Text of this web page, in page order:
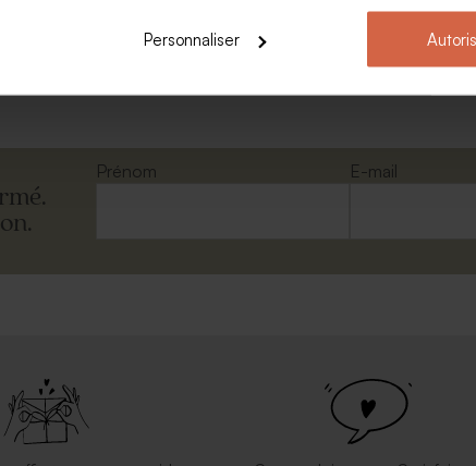
Personnaliser
Voir toute la collection Calendrier de l'avent
Prénom
E-mail